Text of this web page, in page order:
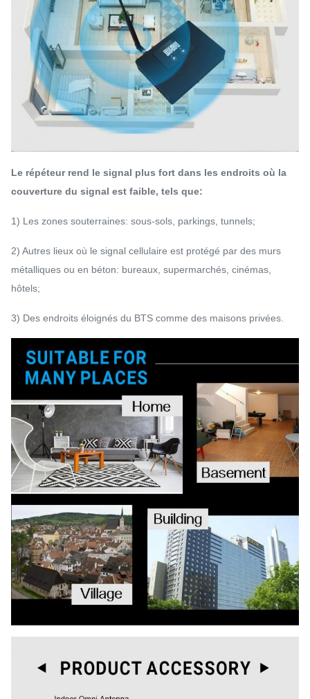
Le répéteur rend le signal plus fort dans les endroits où la
couverture du signal est faible, tels que:
1) Les zones souterraines: sous-sols, parkings, tunnels;
2) Autres lieux où le signal cellulaire est protégé par des murs
métalliques ou en béton: bureaux, supermarchés, cinémas,
hôtels;
3) Des endroits éloignés du BTS comme des maisons privées.